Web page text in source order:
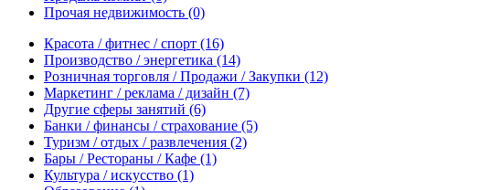
Прочая недвижимость (0)
Красота / фитнес / спорт (16)
Производство / энергетика (14)
Розничная торговля / Продажи / Закупки (12)
Маркетинг / реклама / дизайн (7)
Другие сферы занятий (6)
Банки / финансы / страхование (5)
Туризм / отдых / развлечения (2)
Бары / Рестораны / Кафе (1)
Культура / искусство (1)